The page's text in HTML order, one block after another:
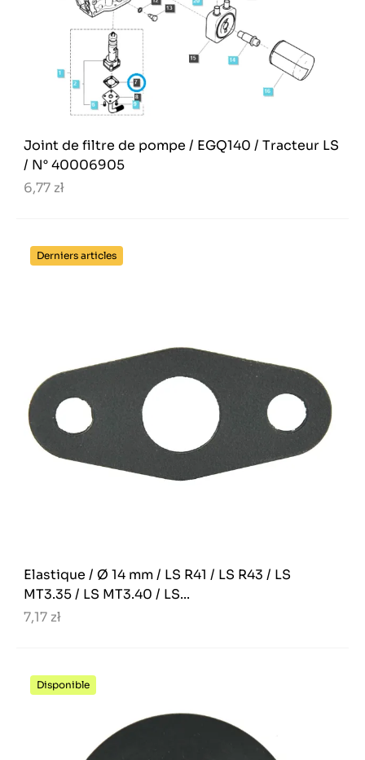
Joint de filtre de pompe / EGQ140 / Tracteur LS
/ N° 40006905
6,77 zł
Derniers articles
Elastique / Ø 14 mm / LS R41 / LS R43 / LS
MT3.35 / LS MT3.40 / LS...
7,17 zł
Disponible